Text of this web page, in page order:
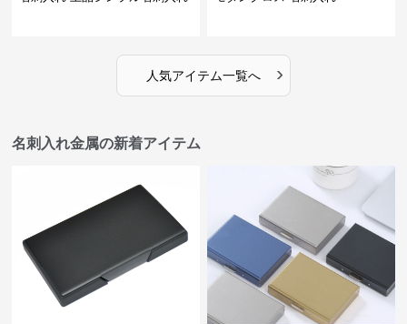
人気アイテム一覧へ ›
名刺入れ金属の新着アイテム